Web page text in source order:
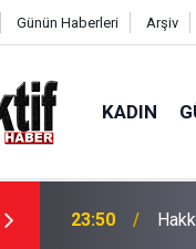
Günün Haberleri Arşiv
KADIN
23:37